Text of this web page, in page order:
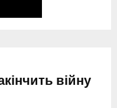
війну